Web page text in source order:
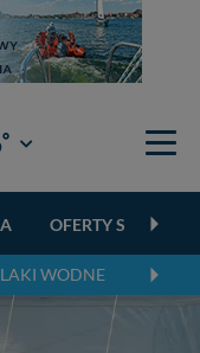
° Giżycko
OFERTY
WODNE